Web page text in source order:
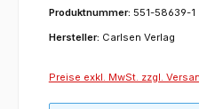
Produktnummer: 551-58639-1
Hersteller: Carlsen Verlag
Preise exkl. MwSt. zzgl.